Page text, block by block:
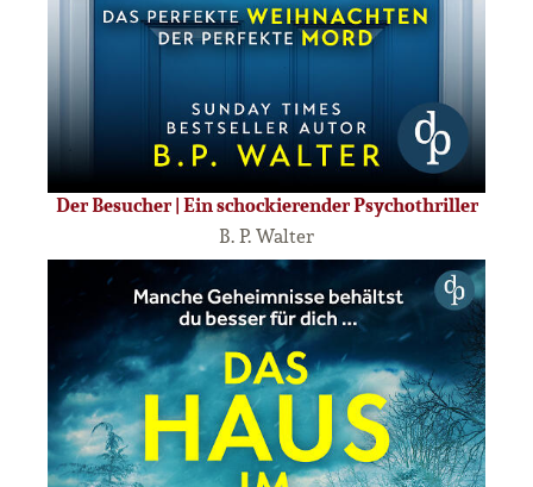
Der Besucher | Ein schockierender Psychothriller
B. P. Walter